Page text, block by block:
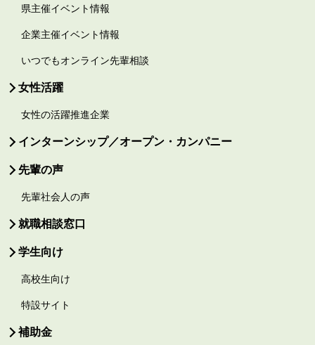
県主催イベント情報
企業主催イベント情報
いつでもオンライン先輩相談
女性活躍
女性の活躍推進企業
インターンシップ／オープン・カンパニー
先輩の声
先輩社会人の声
就職相談窓口
学生向け
高校生向け
特設サイト
補助金